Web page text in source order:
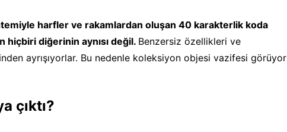
harfler ve rakamlardan oluşan 40 karakterlik koda
hiçbiri diğerinin aynısı değil. Benzersiz özellikleri ve
ayrışıyorlar. Bu nedenle koleksiyon objesi vazifesi görüyor
çıktı?